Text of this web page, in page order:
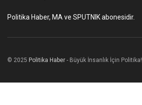
Politika Haber, MA ve SPUTNIK abonesidir.
© 2025 Politika Haber - Büyük İnsanlık İçin Politika!